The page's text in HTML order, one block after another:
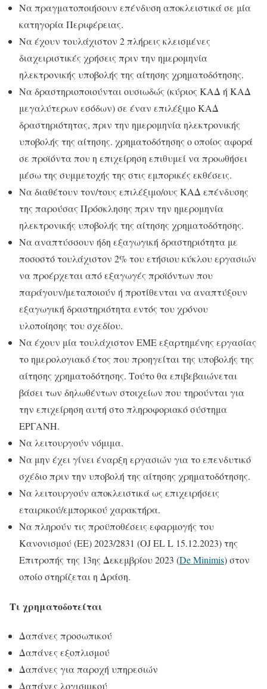
Να πραγματοποιήσουν επένδυση αποκλειστικά σε μία
κατηγορία Περιφέρειας.
Να έχουν τουλάχιστον 2 ​​​πλήρεις κλεισμένες
διαχειριστικές χρήσεις πριν την ημερομηνία
ηλεκτρονικής υποβολής της αίτησης χρηματοδότησης.
Να δραστηριοποιούνται ουσιωδώς (κύριος ΚΑΔ ή ΚΑΔ
μεγαλύτερων εσόδων) σε έναν επιλέξιμο ΚΑΔ
δραστηριότητας, πριν την ημερομηνία ηλεκτρονικής
υποβολής της αίτησης. χρηματοδότησης ο οποίος αφορά
σε προϊόντα που η επιχείρηση επιθυμεί να προωθήσει
μέσω της συμμετοχής της στις εμπορικές εκθέσεις.
Να διαθέτουν τον/τους επιλέξιμο/ους ΚΑΔ επένδυσης
της παρούσας Πρόσκλησης πριν την ημερομηνία
ηλεκτρονικής υποβολής της αίτησης χρηματοδότησης.
Να αναπτύσσουν ήδη εξαγωγική δραστηριότητα με
ποσοστό τουλάχιστον 2% του ετήσιου κύκλου εργασιών
να προέρχεται από εξαγωγές προϊόντων που
παράγουν/μεταποιούν ή προτίθενται να αναπτύξουν
εξαγωγική δραστηριότητα εντός του χρόνου
υλοποίησης του σχεδίου.
Να έχουν μία τουλάχιστον ΕΜΕ εξαρτημένης εργασίας
το ημερολογιακό έτος που προηγείται της υποβολής της
αίτησης χρηματοδότησης. Τούτο θα επιβεβαιώνεται
βάσει των δηλωθέντων στοιχείων που τηρούνται για
την επιχείρηση αυτή στο πληροφοριακό σύστημα
ΕΡΓΑΝΗ.
Να λειτουργούν νόμιμα.
Να μην έχει γίνει έναρξη εργασιών για το επενδυτικό
σχέδιο πριν την υποβολή της αίτησης χρηματοδότησης.
Να λειτουργούν αποκλειστικά ως επιχειρήσεις
εταιρικού/εμπορικού χαρακτήρα.
Να πληρούν τις προϋποθέσεις εφαρμογής του
Κανονισμού​​​​ (ΕΕ) 2023/2831 (OJ EL L 15.12.2023) της
Επιτροπής της 13ης Δεκεμβρίου 2023 (De Minimis) στον
οποίο στηρίζεται η Δράση.​
Τι χρηματοδοτείται
Δαπάνες προσωπικού
Δαπάνες εξοπλισμού
Δαπάνες για παροχή υπηρεσιών​
Δαπάνες λογισμικού